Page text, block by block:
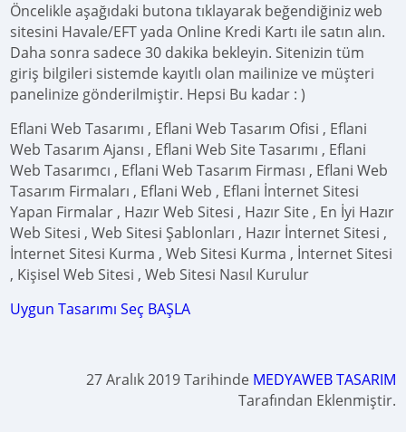
Öncelikle aşağıdaki butona tıklayarak beğendiğiniz web
sitesini Havale/EFT yada Online Kredi Kartı ile satın alın.
Daha sonra sadece 30 dakika bekleyin. Sitenizin tüm
giriş bilgileri sistemde kayıtlı olan mailinize ve müşteri
panelinize gönderilmiştir. Hepsi Bu kadar : )
Eflani Web Tasarımı , Eflani Web Tasarım Ofisi , Eflani
Web Tasarım Ajansı , Eflani Web Site Tasarımı , Eflani
Web Tasarımcı , Eflani Web Tasarım Firması , Eflani Web
Tasarım Firmaları , Eflani Web , Eflani İnternet Sitesi
Yapan Firmalar , Hazır Web Sitesi , Hazır Site , En İyi Hazır
Web Sitesi , Web Sitesi Şablonları , Hazır İnternet Sitesi ,
İnternet Sitesi Kurma , Web Sitesi Kurma , İnternet Sitesi
, Kişisel Web Sitesi , Web Sitesi Nasıl Kurulur
Uygun Tasarımı Seç BAŞLA
27 Aralık 2019 Tarihinde MEDYAWEB TASARIM
Tarafından Eklenmiştir.